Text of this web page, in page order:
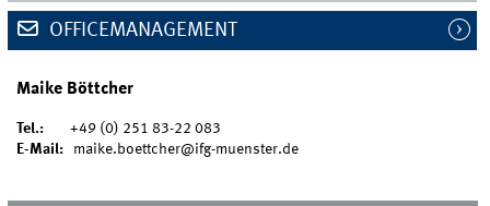
OFFICEMANAGEMENT
Maike Böttcher
Tel.: +49 (0) 251 83-22 083
E-Mail: maike.boettcher@ifg-muenster.de